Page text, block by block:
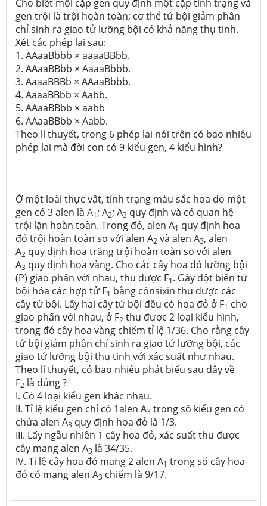
Cho biết mỗi cặp gen quy định một cặp tính trạng và
gen trội là trội hoàn toàn; cơ thể tứ bội giảm phân
chỉ sinh ra giao tử lưỡng bội có khả năng thụ tinh.
Xét các phép lai sau:
1. AAaaBbbb × aaaaBBbb.
2. AAaaBBbb × AaaaBbbb.
3. AaaaBBBb × AAaaBbbb.
4. AaaaBBbb × Aabb.
5. AAaaBBbb × aabb
6. AAaaBBbb × Aabb.
Theo lí thuyết, trong 6 phép lai nói trên có bao nhiêu
phép lai mà đời con có 9 kiểu gen, 4 kiểu hình?
Ở một loài thực vật, tính trạng màu sắc hoa do một
gen có 3 alen là A1; A2; A3 quy định và có quan hệ
trội lặn hoàn toàn. Trong đó, alen A1 quy định hoa
đỏ trội hoàn toàn so với alen A2 và alen A3, alen
A2 quy định hoa trắng trội hoàn toàn so với alen
A3 quy định hoa vàng. Cho các cây hoa đỏ lưỡng bội
(P) giao phấn với nhau, thu được F1. Gây đột biến tứ
bội hóa các hợp tử F1 bằng cônsixin thu được các
cây tứ bội. Lấy hai cây tứ bội đều có hoa đỏ ở F1 cho
giao phấn với nhau, ở F2 thu được 2 loại kiểu hình,
trong đó cây hoa vàng chiếm tỉ lệ 1/36. Cho rằng cây
tứ bội giảm phân chỉ sinh ra giao tử lưỡng bội, các
giao tử lưỡng bội thụ tinh với xác suất như nhau.
Theo lí thuyết, có bao nhiêu phát biểu sau đây về
F2 là đúng ?
I. Có 4 loại kiểu gen khác nhau.
II. Tỉ lệ kiểu gen chỉ có 1alen A3 trong số kiểu gen có
chứa alen A3 quy định hoa đỏ là 1/3.
III. Lấy ngẫu nhiên 1 cây hoa đỏ, xác suất thu được
cây mang alen A3 là 34/35.
IV. Tỉ lệ cây hoa đỏ mang 2 alen A1 trong số cây hoa
đỏ có mang alen A3 chiếm là 9/17.